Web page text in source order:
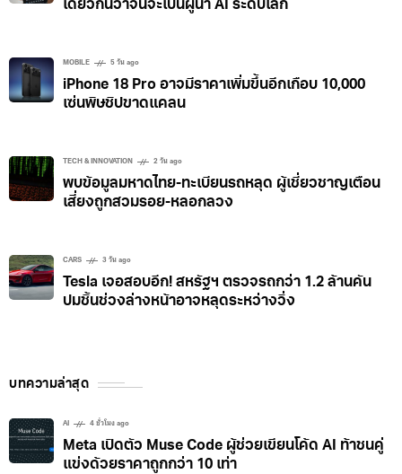
เดียวกันว่าจีนจะเป็นผู้นำ AI ระดับโลก
MOBILE 5 วัน ago
iPhone 18 Pro อาจมีราคาเพิ่มขึ้นอีกเกือบ 10,000
เซ่นพิษชิปขาดแคลน
TECH & INNOVATION 2 วัน ago
พบข้อมูลมหาดไทย-ทะเบียนรถหลุด ผู้เชี่ยวชาญเตือน
เสี่ยงถูกสวมรอย-หลอกลวง
CARS 3 วัน ago
Tesla เจอสอบอีก! สหรัฐฯ ตรวจรถกว่า 1.2 ล้านคัน
ปมชิ้นช่วงล่างหน้าอาจหลุดระหว่างวิ่ง
บทความล่าสุด
AI 4 ชั่วโมง ago
Meta เปิดตัว Muse Code ผู้ช่วยเขียนโค้ด AI ท้าชนคู่
แข่งด้วยราคาถูกกว่า 10 เท่า